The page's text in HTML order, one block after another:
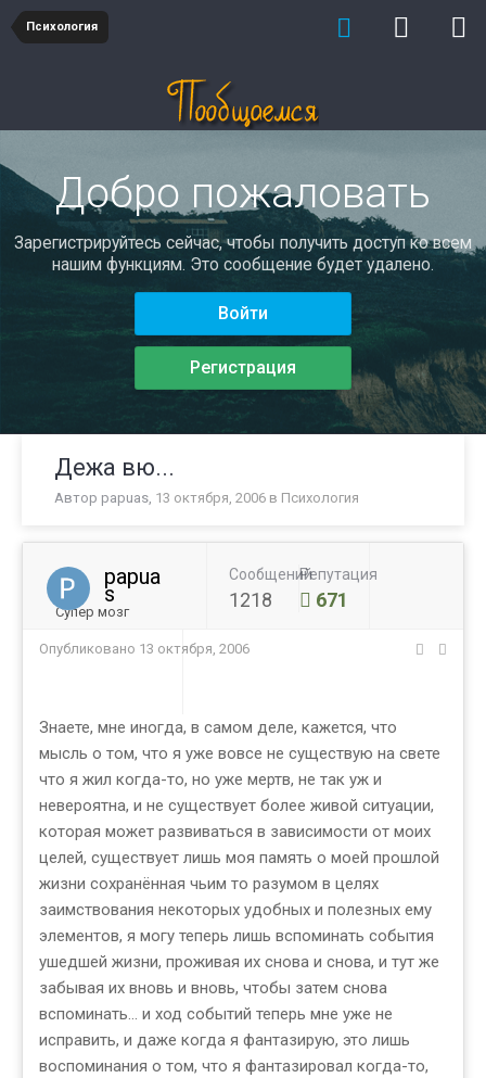
Психология
Добро пожаловать
Зарегистрируйтесь сейчас, чтобы получить доступ ко всем
нашим функциям. Это сообщение будет удалено.
Войти
Регистрация
Дежа вю...
Автор papuas, 13 октября, 2006 в Психология
papua
s
Супер мозг
Сообщений
1218
Репутация
671
Опубликовано 13 октября, 2006
Знаете, мне иногда, в самом деле, кажется, что
мысль о том, что я уже вовсе не существую на свете
что я жил когда-то, но уже мертв, не так уж и
невероятна, и не существует более живой ситуации,
которая может развиваться в зависимости от моих
целей, существует лишь моя память о моей прошлой
жизни сохранённая чьим то разумом в целях
заимствования некоторых удобных и полезных ему
элементов, я могу теперь лишь вспоминать события
ушедшей жизни, проживая их снова и снова, и тут же
забывая их вновь и вновь, чтобы затем снова
вспоминать… и ход событий теперь мне уже не
исправить, и даже когда я фантазирую, это лишь
воспоминания о том, что я фантазировал когда-то,